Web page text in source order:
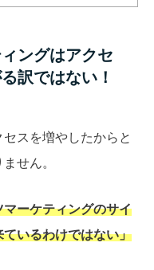
ングはアクセ
訳ではない！
スを増やしたからと
せん。
ーケティングのサイ
いるわけではない」